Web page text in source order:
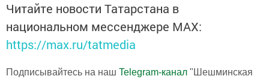
Читайте новости Татарстана в
национальном мессенджере MАХ:
https://max.ru/tatmedia
Подписывайтесь на наш Telegram-канал "Шешминская